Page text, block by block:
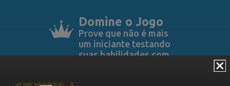
Domine o Jogo
Prove que não é mais
um iniciante testando
suas habilidades com